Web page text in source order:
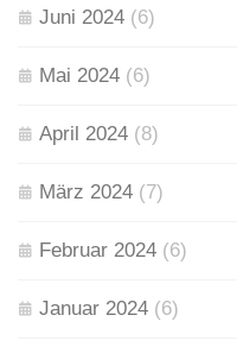
Juni 2024 (6)
Mai 2024 (6)
April 2024 (8)
März 2024 (7)
Februar 2024 (6)
Januar 2024 (6)